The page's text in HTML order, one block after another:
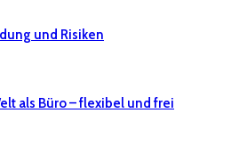
und Risiken
als Büro – flexibel und frei